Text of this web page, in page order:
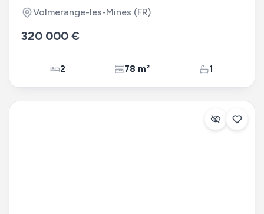
Volmerange-les-Mines (FR)
320 000 €
2 78 m² 1